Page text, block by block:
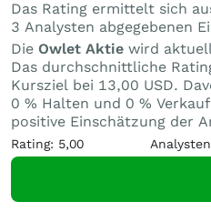
Das Rating ermittelt sich
3 Analysten abgegebenen
Die Owlet Aktie wird
Das durchschnittliche
Kursziel bei 13,00 USD.
0 % Halten und 0 %
positive Einschätzung der
Rating: 5,00